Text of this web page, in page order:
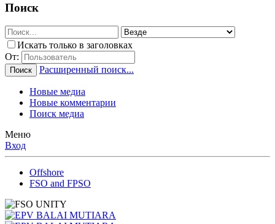
Поиск
Искать только в заголовках
От:
Поиск Расширенный поиск...
Новые медиа
Новые комментарии
Поиск медиа
Меню
Вход
Offshore
FSO and FPSO